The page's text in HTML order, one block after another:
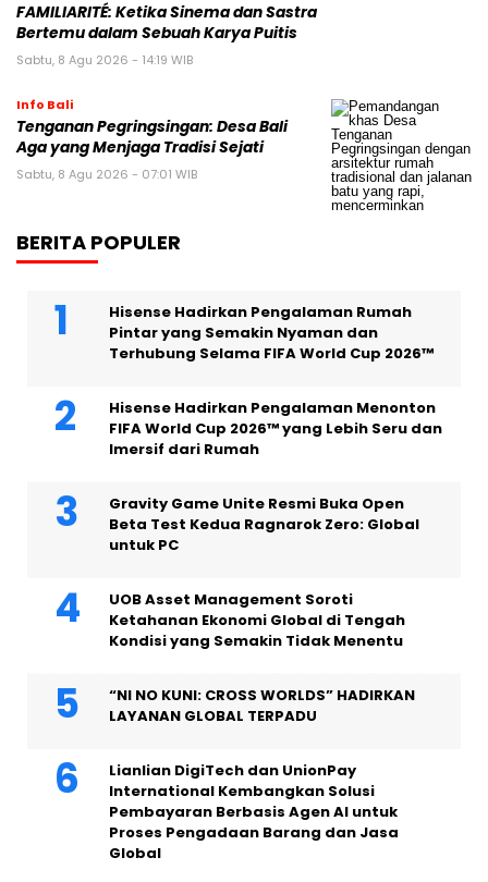
FAMILIARITÉ: Ketika Sinema dan Sastra
Bertemu dalam Sebuah Karya Puitis
Sabtu, 8 Agu 2026 - 14:19 WIB
Info Bali
Tenganan Pegringsingan: Desa Bali
Aga yang Menjaga Tradisi Sejati
Sabtu, 8 Agu 2026 - 07:01 WIB
BERITA POPULER
Hisense Hadirkan Pengalaman Rumah
Pintar yang Semakin Nyaman dan
Terhubung Selama FIFA World Cup 2026™
Hisense Hadirkan Pengalaman Menonton
FIFA World Cup 2026™ yang Lebih Seru dan
Imersif dari Rumah
Gravity Game Unite Resmi Buka Open
Beta Test Kedua Ragnarok Zero: Global
untuk PC
UOB Asset Management Soroti
Ketahanan Ekonomi Global di Tengah
Kondisi yang Semakin Tidak Menentu
“NI NO KUNI: CROSS WORLDS” HADIRKAN
LAYANAN GLOBAL TERPADU
Lianlian DigiTech dan UnionPay
International Kembangkan Solusi
Pembayaran Berbasis Agen AI untuk
Proses Pengadaan Barang dan Jasa
Global